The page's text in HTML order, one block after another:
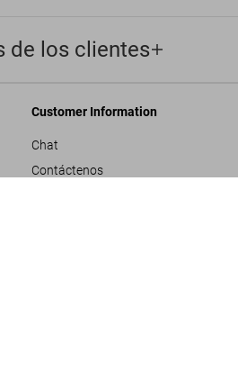
de los clientes
Customer Information
Chat
Contáctenos